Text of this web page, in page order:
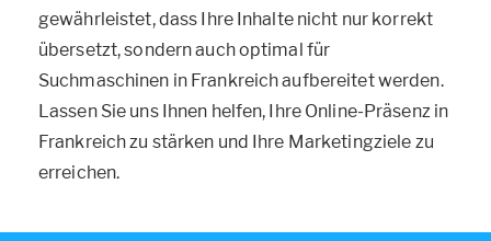
gewährleistet, dass Ihre Inhalte nicht nur korrekt
übersetzt, sondern auch optimal für
Suchmaschinen in Frankreich aufbereitet werden.
Lassen Sie uns Ihnen helfen, Ihre Online-Präsenz in
Frankreich zu stärken und Ihre Marketingziele zu
erreichen.